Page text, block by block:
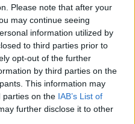
Please note that after your
may continue seeing
information utilized by
to third parties prior to
opt-out of the further
by third parties on the
This information may
parties on the IAB’s List of
further disclose it to other
come scriveSky
tenere la porta inviolata
che ancora non ha
sheet. Dal 27 settembre
ultime 7 gare, nessuna
così tante gare fra tutte le
tempo. Inoltre il Liverpool
nazionale per 0-3 in casa